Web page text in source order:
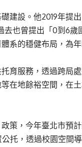
建設。他2019年提
也曾提出「0到6
系的穩健布局，為
育服務，透過跨局
在地餘裕空間，在
策，今年臺北市預
托，透過校園空間